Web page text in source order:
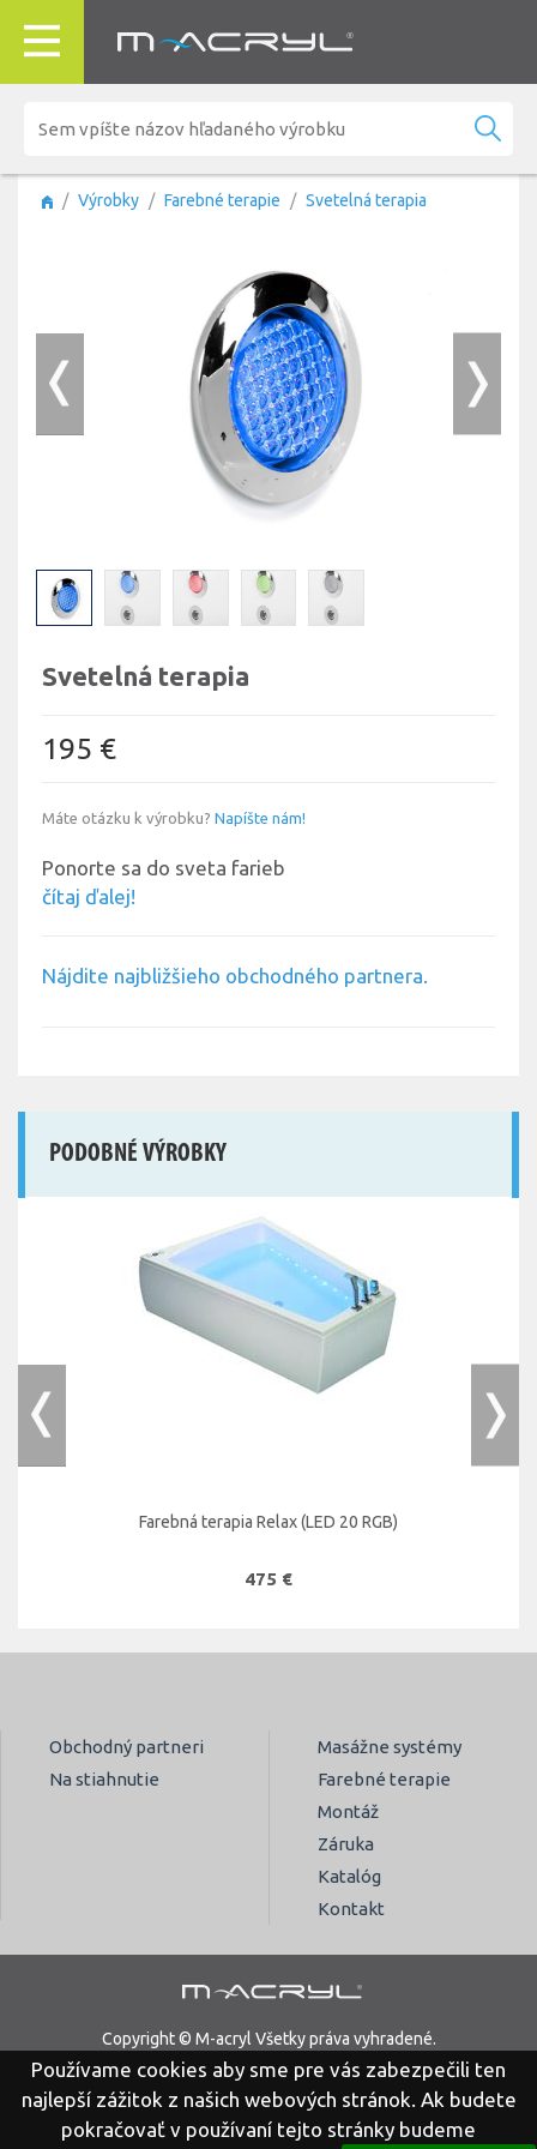
Používame cookies aby sme pre vás zabezpečili ten
najlepší zážitok z našich webových stránok. Ak budete
pokračovať v používaní tejto stránky budeme
Výrobky Farebné terapie Svetelná terapia
Svetelná terapia
195 €
Máte otázku k výrobku? Napíšte nám!
Ponorte sa do sveta farieb
čítaj ďalej!
Nájdite najbližšieho obchodného partnera.
PODOBNÉ VÝROBKY
Farebná terapia Relax (LED 20 RGB)
475 €
Obchodný partneri
Na stiahnutie
Masážne systémy
Farebné terapie
Montáž
Záruka
Katalóg
Kontakt
Copyright © M-acryl Všetky práva vyhradené.
Právne vyhlásenie Ochrana osobných údajov